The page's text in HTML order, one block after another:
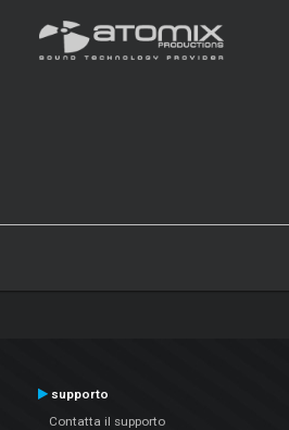
supporto
Contatta il supporto